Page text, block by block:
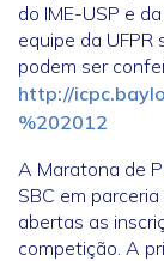
do IME-USP e
equipe da
podem ser
http://
%202012
A Maratona de
SBC em
abertas as
competição. A